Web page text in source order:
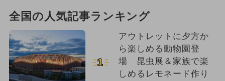
全国の人気記事ランキング
1
アウトレットに夕方か
ら楽しめる動物園登
場 昆虫展＆家族で楽
しめるレモネード作り